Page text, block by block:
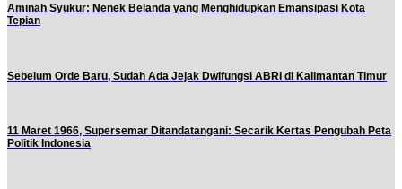
Aminah Syukur: Nenek Belanda yang Menghidupkan Emansipasi Kota
Tepian
Sebelum Orde Baru, Sudah Ada Jejak Dwifungsi ABRI di Kalimantan Timur
11 Maret 1966, Supersemar Ditandatangani: Secarik Kertas Pengubah Peta
Politik Indonesia